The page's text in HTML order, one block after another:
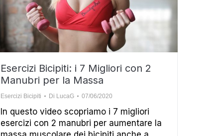
Esercizi Bicipiti: i 7 Migliori con 2
Manubri per la Massa
Esercizi Bicipiti Di LucaG 07/06/2020
In questo video scopriamo i 7 migliori
esercizi con 2 manubri per aumentare la